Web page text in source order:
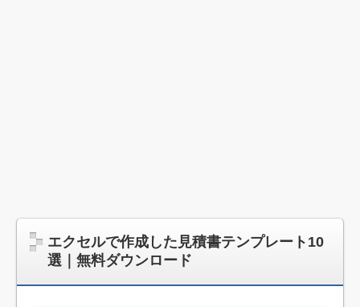
エクセルで作成した見積書テンプレート10
選｜無料ダウンロード